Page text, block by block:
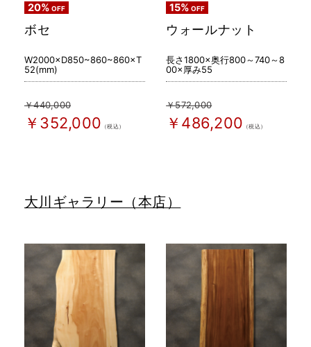
20% OFF
ボセ
W2000×D850~860~860×T
52(mm)
￥440,000
￥352,000 （税込）
15% OFF
ウォールナット
長さ1800×奥行800～740～8
00×厚み55
￥572,000
￥486,200 （税込）
大川ギャラリー（本店）